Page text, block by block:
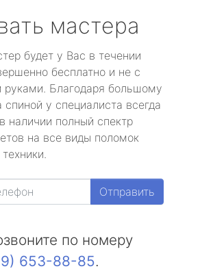
мастера
будет у Вас в течении
бесплатно и не с
руками. Благодаря большому
спиной у специалиста всегда
наличии полный спектр
на все виды поломок
Отправить
по номеру
653-88-85.